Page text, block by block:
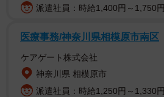
派遣社員：時給1,400円～1,750円
医療事務/神奈川県相模原市南区
ケアゲート株式会社
神奈川県 相模原市
派遣社員：時給1,250円～1,330円